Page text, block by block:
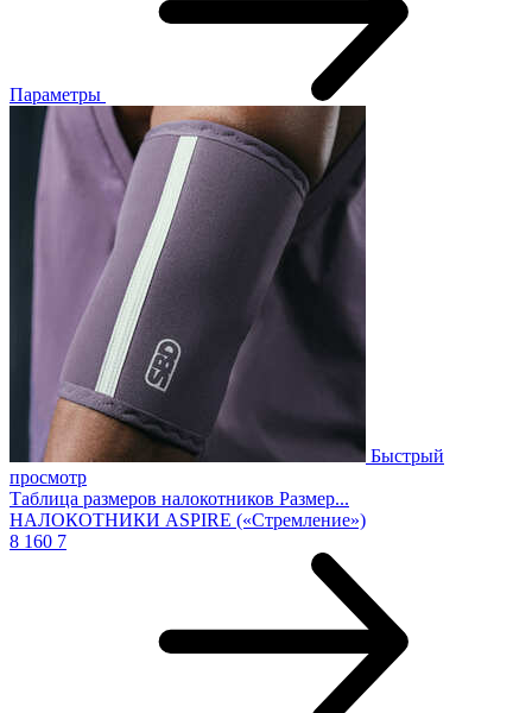
Параметры
Быстрый
просмотр
Таблица размеров налокотников Размер...
НАЛОКОТНИКИ ASPIRE («Стремление»)
8 160 7